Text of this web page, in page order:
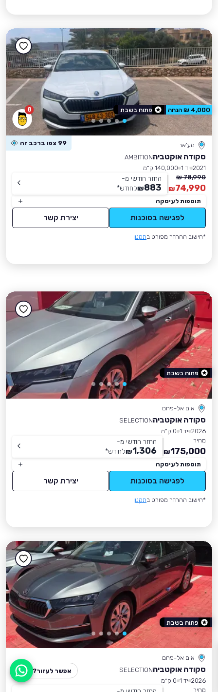
8
מע'אר 99 צפו ברכב זה
סקודה אוקטביהAMBITION
2021 יד 1
140,000 ק״מ
78,990 ₪
74,990
₪
החזר חודשי מ-
883
₪לחודש*
תוספות לעיסקה
לפגישה בסוכנות יצירת קשר
*חישוב ההחזר מפורט בתקנון
4,000 ₪ הנחה פתוח בשבת
אום אל-פחם
סקודה אוקטביהSELECTION
2026 יד 1
0 ק״מ
מחיר
175,000
₪
החזר חודשי מ-
1,306
₪לחודש*
תוספות לעיסקה
לפגישה בסוכנות יצירת קשר
*חישוב ההחזר מפורט בתקנון
פתוח בשבת
אום אל-פחם
סקודה אוקטביהSELECTION
2026 יד 1
0 ק״מ
מחיר
פתוח בשבת
אפשר לעזור?